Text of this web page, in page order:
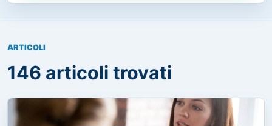
ARTICOLI
146 articoli trovati